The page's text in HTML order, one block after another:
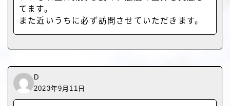
てます。
また近いうちに必ず訪問させていただきます。
D
2023年9月11日